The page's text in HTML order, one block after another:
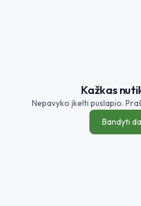
Kažkas
Nepavyko įkelti puslapio.
Bandyti